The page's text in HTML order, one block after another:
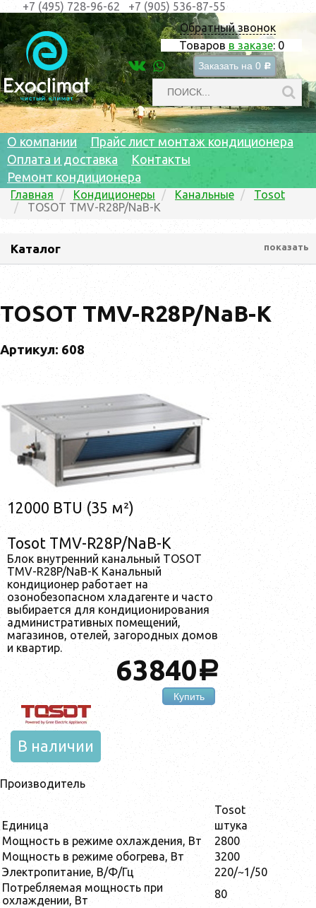
Обратный звонок
Товаров в заказе: 0
Заказать на 0 c
+7 (495) 728-96-62 +7 (905) 536-87-55
О компании
Прайс лист монтаж кондиционера
Оплата и доставка
Контакты
Ремонт кондиционера
Главная Кондиционеры Канальные
Tosot
TOSOT TMV-R28P/NaB-K
Каталог показать
TOSOT TMV-R28P/NaB-K
Артикул: 608
12000 BTU (35 м²)
Tosot TMV-R28P/NaB-K
Блок внутренний канальный TOSOT
TMV-R28P/NaB-K Канальный
кондиционер работает на
озонобезопасном хладагенте и часто
выбирается для кондиционирования
административных помещений,
магазинов, отелей, загородных домов
и квартир.
63840a
Купить
В наличии
Производитель
Tosot
Единица
штука
Мощность в режиме охлаждения, Вт
2800
Мощность в режиме обогрева, Вт
3200
Электропитание, В/Ф/Гц
220/~1/50
Потребляемая мощность при
охлаждении, Вт
80